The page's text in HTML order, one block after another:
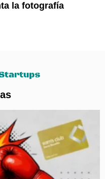
la fotografía